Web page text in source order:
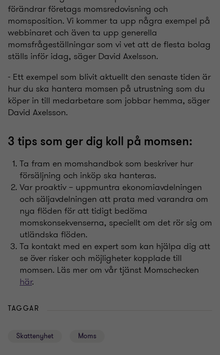
förändrar företags momsredovisning och
momsposition. Vi kommer ta upp några exempel på
webbinaret och även ta upp generella
momsfrågeställningar som vi vet att de flesta bolag
ställs inför idag, säger David Axelsson.
- Ett exempel som blivit aktuellt den senaste tiden är
hur du ska hantera momsen på utrustning som du
köper in till medarbetare som jobbar hemma, säger
David Axelsson.
3 tips som ger dig koll på momsen:
Ta fram en momshandbok som beskriver hur
försäljning och inköp ska hanteras.
Var proaktiv – uppmuntra ekonomiavdelningen
och säljavdelningen att prata med varandra om
nya flöden för att tidigt bedöma
momskonsekvenserna, speciellt om det rör sig om
utländska flöden.
Ta kontakt med en expert som kan hjälpa dig att
se över risker och möjligheter kopplade till
momsen. Läs mer om vår tjänst Momschecken
här.
TAGGAR
Skattenyhet Moms